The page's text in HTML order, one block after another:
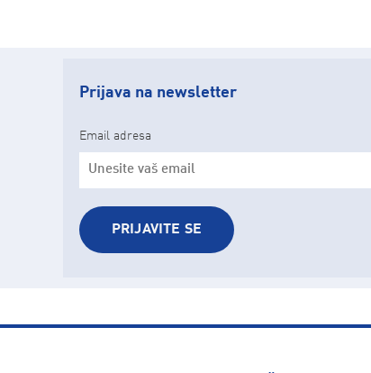
Prijava na newsletter
Email adresa
PRIJAVITE SE